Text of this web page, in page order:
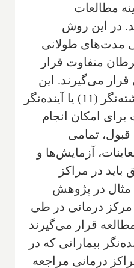
مطالعات
می‌باشد. در این روش
مدت‌های طولانی
متفاوت قرار
قرار می‌گیرند. این
مطالعات می‌توانند گذشته‌نگر (11) یا آینده‌نگر
برای امکان انجام
تمامی
آزمایش‌ها و
در مراکز
در پژوهش
مرکز درمانی در طی
قرار می‌گیرند
بیمارانی که در
درمانی مراجعه